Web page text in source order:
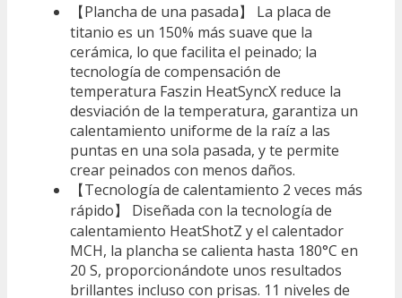
【Plancha de una pasada】 La placa de
titanio es un 150% más suave que la
cerámica, lo que facilita el peinado; la
tecnología de compensación de
temperatura Faszin HeatSyncX reduce la
desviación de la temperatura, garantiza un
calentamiento uniforme de la raíz a las
puntas en una sola pasada, y te permite
crear peinados con menos daños.
【Tecnología de calentamiento 2 veces más
rápido】 Diseñada con la tecnología de
calentamiento HeatShotZ y el calentador
MCH, la plancha se calienta hasta 180°C en
20 S, proporcionándote unos resultados
brillantes incluso con prisas. 11 niveles de